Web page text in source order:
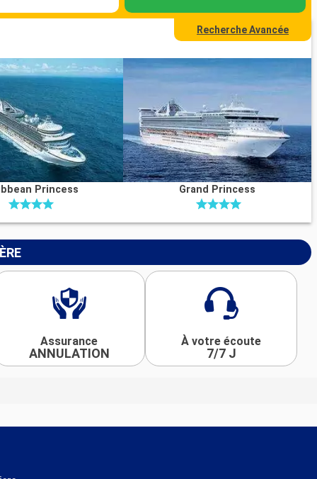
Recherche Avancée
Princess Grand Princess
Assurance
ANNULATION
À votre écoute
7/7 J